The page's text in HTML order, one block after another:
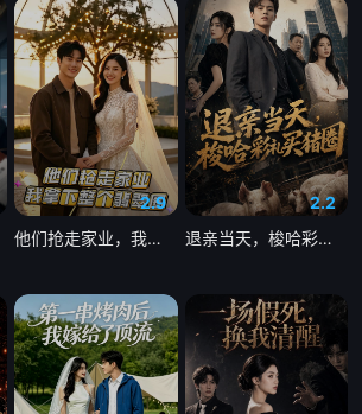
2.9
他们抢走家业，我拿下整个翡翠圈
2.2
退亲当天，梭哈彩礼买猪圈